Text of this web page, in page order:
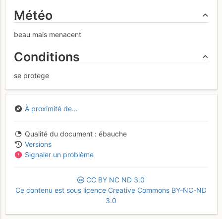
Météo
beau mais menacent
Conditions
se protege
À proximité de...
Qualité du document
ébauche
Versions
Signaler un problème
CC BY NC ND 3.0
Ce contenu est sous licence Creative Commons BY-NC-ND
3.0